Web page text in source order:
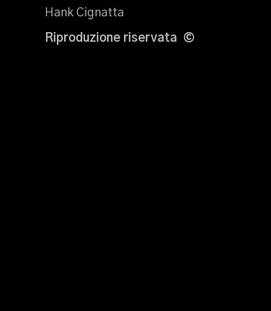
Hank Cignatta
Riproduzione riservata ©